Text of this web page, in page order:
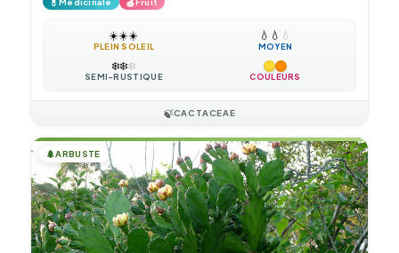
☀️☀️☀️
PLEIN SOLEIL
💧 💧 💧
MOYEN
❄️❄️❄️
SEMI-RUSTIQUE COULEURS
🍃CACTACEAE
🌲ARBUSTE